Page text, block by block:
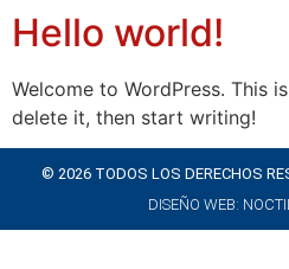
Hello world!
Welcome to WordPress. This
delete it, then start writing!
© 2026 TODOS LOS DERECHOS
DISEÑO WEB: